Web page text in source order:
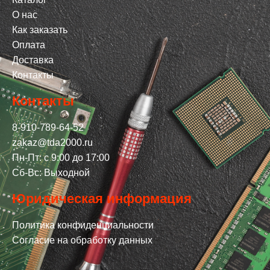
О нас
Как заказать
Оплата
Доставка
Контакты
Контакты
8-910-789-64-52
zakaz@tda2000.ru
Пн-Пт: с 9:00 до 17:00
Сб-Вс: Выходной
Юридическая информация
Политика конфиденциальности
Согласие на обработку данных